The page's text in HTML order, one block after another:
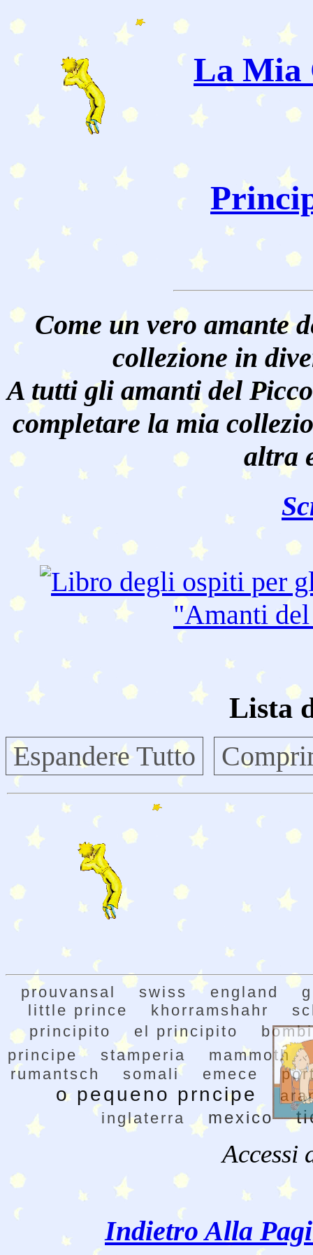
La Mia
Come un vero amante
collezione in
A tutti gli amanti del
completare la mia
altra
"Amanti
Lista
Espandere Tutto
prouvansal swiss england
little prince
khorramshahr
principito
el principito
principe
stamperia
mammoth
rumantsch
somali emece
o pequeno prncipe
inglaterra
mexico
Accessi
Indietro Alla